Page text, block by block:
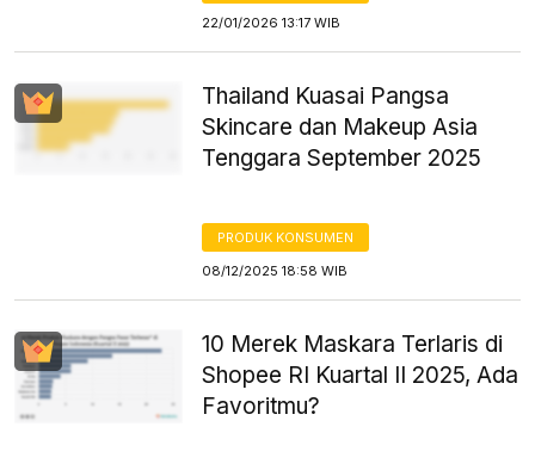
22/01/2026 13:17 WIB
Thailand Kuasai Pangsa
Skincare dan Makeup Asia
Tenggara September 2025
PRODUK KONSUMEN
08/12/2025 18:58 WIB
10 Merek Maskara Terlaris di
Shopee RI Kuartal II 2025, Ada
Favoritmu?